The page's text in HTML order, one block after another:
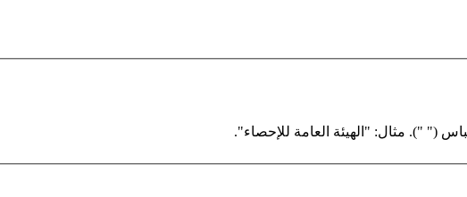
(" "). مثال: "الهيئة العامة للإحصاء".